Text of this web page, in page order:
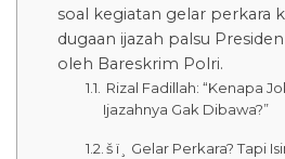
soal kegiatan gelar perkara
dugaan ijazah palsu
oleh Bareskrim Polri.
 Rizal Fadillah: “Kenapa
Ijazahnya Gak Dibawa?”
š ï¸ Gelar Perkara? Tapi